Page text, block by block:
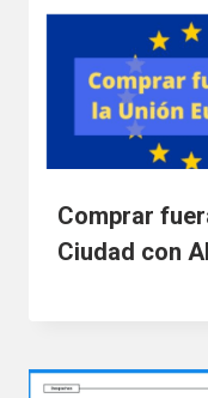
Comprar
Ciudad con